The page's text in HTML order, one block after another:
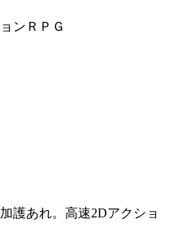
ンＲＰＧ
護あれ。高速2Dアクショ